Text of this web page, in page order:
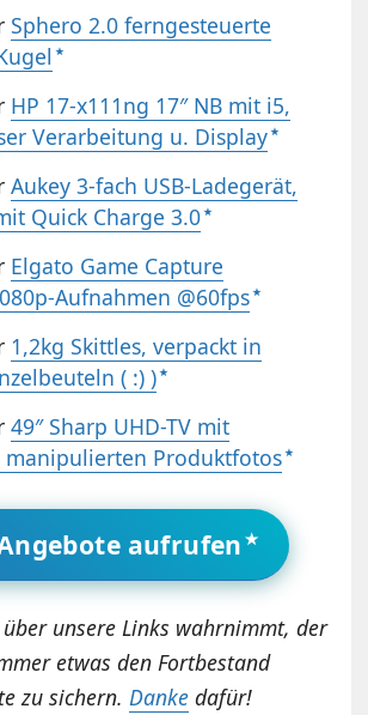
Sphero 2.0 ferngesteuerte
HP 17-x111ng 17″ NB mit i5,
Verarbeitung u. Display
Aukey 3-fach USB-Ladegerät,
Quick Charge 3.0
Elgato Game Capture
Aufnahmen @60fps
1,2kg Skittles, verpackt in
( :) )
49″ Sharp UHD-TV mit
manipulierten Produktfotos
aufrufen
unsere Links wahrnimmt, der
etwas den Fortbestand
zu sichern.Danke dafür!